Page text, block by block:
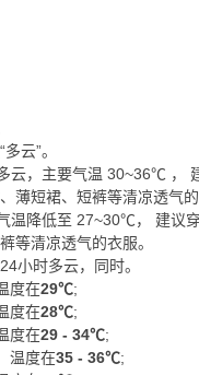
多云”。
云，主要气温 30~36℃ ，
薄短裙、短裤等清凉透气的
温降低至 27~30℃， 建议
等清凉透气的衣服。
小时多云，同时。
度在29℃;
度在28℃;
度在29 - 34℃;
温度在35 - 36℃;